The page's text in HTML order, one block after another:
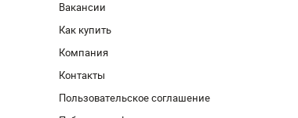
Вакансии
Как купить
Компания
Контакты
Пользовательское соглашение